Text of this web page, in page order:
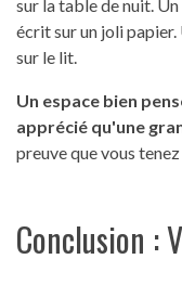
sur la table de nuit.
écrit sur un joli
sur le lit.
Un espace bien
apprécié qu'une
preuve que vous
Conclusion :